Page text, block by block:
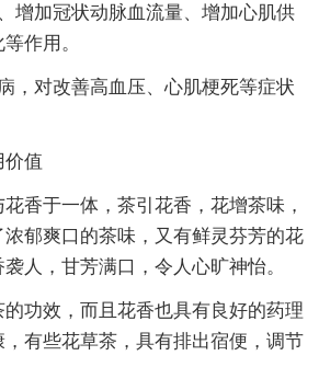
增加冠状动脉血流量、增加心肌供
作用。
，对改善高血压、心肌梗死等症状
价值
香于一体，茶引花香，花增茶味，
郁爽口的茶味，又有鲜灵芬芳的花
人，甘芳满口，令人心旷神怡。
功效，而且花香也具有良好的药理
有些花草茶，具有排出宿便，调节